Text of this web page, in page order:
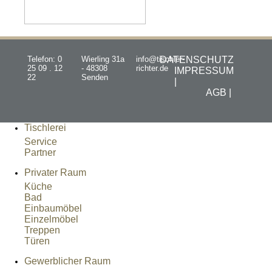
Telefon: 0
25 09 . 12
22
Wierling 31a
- 48308
Senden
info@tischler-
richter.de
DATENSCHUTZ
IMPRESSUM
AGB |
Tischlerei
Service
Partner
Privater Raum
Küche
Bad
Einbaumöbel
Einzelmöbel
Treppen
Türen
Gewerblicher Raum